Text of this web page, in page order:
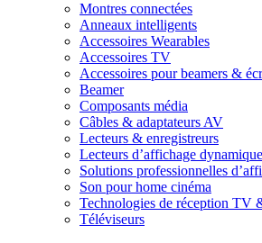
Montres connectées
Anneaux intelligents
Accessoires Wearables
Accessoires TV
Accessoires pour beamers &
Beamer
Composants média
Câbles & adaptateurs AV
Lecteurs & enregistreurs
Lecteurs d’affichage dynamique
Solutions professionnelles
Son pour home cinéma
Technologies de réception TV
Téléviseurs